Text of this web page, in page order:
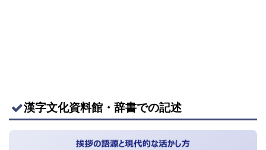
漢字文化資料館・辞書での記述